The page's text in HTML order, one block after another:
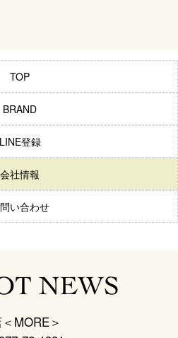
TOP
BRAND
LINE登録
会社情報
い合わせ
MORE＞